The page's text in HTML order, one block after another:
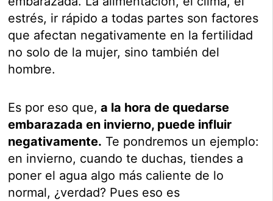
estrés, ir rápido a todas partes son factores
que afectan negativamente en la fertilidad
no solo de la mujer, sino también del
hombre.
Es por eso que, a la hora de quedarse
embarazada en invierno, puede influir
negativamente. Te pondremos un ejemplo:
en invierno, cuando te duchas, tiendes a
poner el agua algo más caliente de lo
normal, ¿verdad? Pues eso es